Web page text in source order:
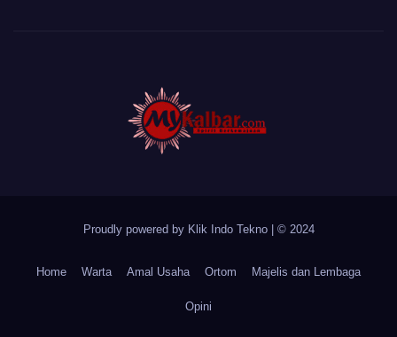
Proudly powered by Klik Indo Tekno © 2024
Home Warta Amal Usaha Ortom Majelis dan Lembaga
Opini